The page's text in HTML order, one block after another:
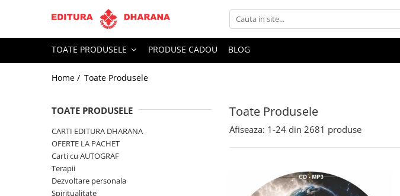
Toate Produsele
CARTI EDITURA DHARANA
OFERTE LA PACHET
Dezvoltare personala
Spiritualitate
AUDIOBOOK
TOATE PRODUSELE PRODUSE CADOU BLOG
Home / Toate Produsele
Toate Produsele
TOATE PRODUSELE
CARTI EDITURA DHARANA
OFERTE LA PACHET
Carti cu AUTOGRAF
Terapii
Dezvoltare personala
Spiritualitate
Afiseaza: 1-24 din 2681 produse